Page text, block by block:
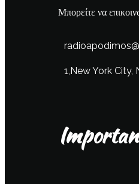
Μπορείτε να
1,New York City,